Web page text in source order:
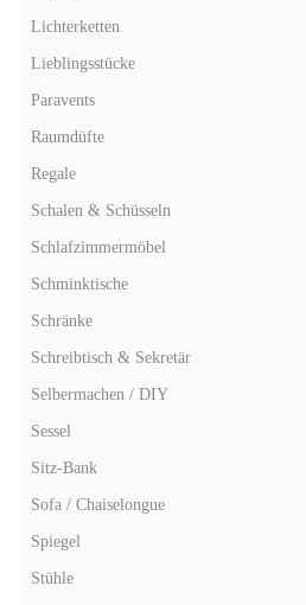
Lichterketten
Lieblingsstücke
Paravents
Raumdüfte
Regale
Schalen & Schüsseln
Schlafzimmermöbel
Schminktische
Schränke
Schreibtisch & Sekretär
Selbermachen / DIY
Sessel
Sitz-Bank
Sofa / Chaiselongue
Spiegel
Stühle